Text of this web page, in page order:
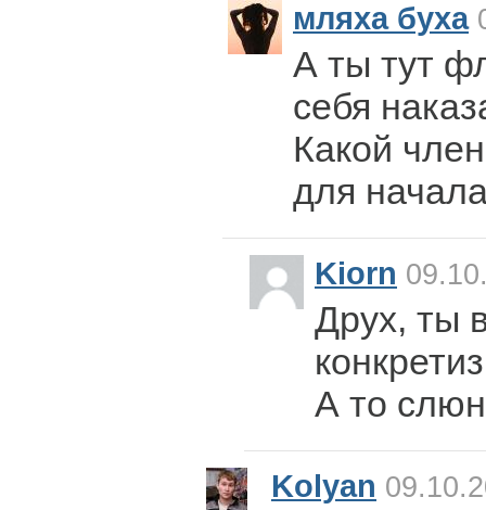
мляха буха
А ты тут
себя
Какой
для
Kiorn
Друх, ты
А то
Kolyan